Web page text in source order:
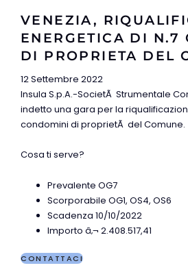
VENEZIA,
ENERGETICA DI N.7
DI PROPRIETA DEL
12 Settembre 2022
Insula S.p.A.-SocietÃ Strumentale
indetto una gara per la
condomini di proprietÃ del Comune.
Cosa ti serve?
Prevalente OG7
Scorporabile OG1, OS4, OS6
Scadenza 10/10/2022
Importo â‚¬ 2.408.517,41
CONTATTACI